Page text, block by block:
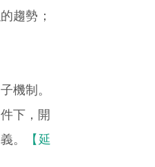
趨勢；
機制。
下，開
。
【延